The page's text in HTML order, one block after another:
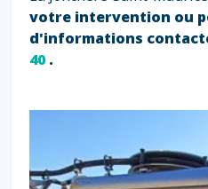
votre intervention ou
d'informations
40.